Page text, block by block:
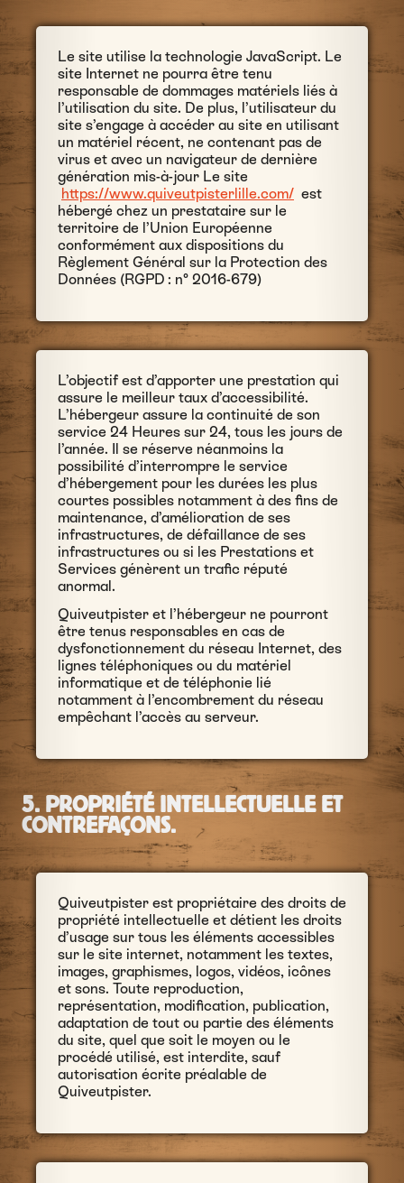
Le site utilise la technologie JavaScript. Le
site Internet ne pourra être tenu
responsable de dommages matériels liés à
l’utilisation du site. De plus, l’utilisateur du
site s’engage à accéder au site en utilisant
un matériel récent, ne contenant pas de
virus et avec un navigateur de dernière
génération mis-à-jour Le site
https://www.quiveutpisterlille.com/ est
hébergé chez un prestataire sur le
territoire de l’Union Européenne
conformément aux dispositions du
Règlement Général sur la Protection des
Données (RGPD : n° 2016-679)
L’objectif est d’apporter une prestation qui
assure le meilleur taux d’accessibilité.
L’hébergeur assure la continuité de son
service 24 Heures sur 24, tous les jours de
l’année. Il se réserve néanmoins la
possibilité d’interrompre le service
d’hébergement pour les durées les plus
courtes possibles notamment à des fins de
maintenance, d’amélioration de ses
infrastructures, de défaillance de ses
infrastructures ou si les Prestations et
Services génèrent un trafic réputé
anormal.
Quiveutpister et l’hébergeur ne pourront
être tenus responsables en cas de
dysfonctionnement du réseau Internet, des
lignes téléphoniques ou du matériel
informatique et de téléphonie lié
notamment à l’encombrement du réseau
empêchant l’accès au serveur.
5. PROPRIÉTÉ INTELLECTUELLE ET
CONTREFAÇONS.
Quiveutpister est propriétaire des droits de
propriété intellectuelle et détient les droits
d’usage sur tous les éléments accessibles
sur le site internet, notamment les textes,
images, graphismes, logos, vidéos, icônes
et sons. Toute reproduction,
représentation, modification, publication,
adaptation de tout ou partie des éléments
du site, quel que soit le moyen ou le
procédé utilisé, est interdite, sauf
autorisation écrite préalable de
Quiveutpister.